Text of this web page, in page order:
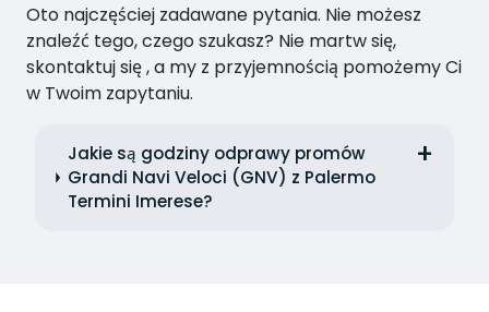
Oto najczęściej zadawane pytania. Nie możesz
znaleźć tego, czego szukasz? Nie martw się,
skontaktuj się , a my z przyjemnością pomożemy Ci
w Twoim zapytaniu.
Jakie są godziny odprawy promów
Grandi Navi Veloci (GNV) z Palermo
Termini Imerese?